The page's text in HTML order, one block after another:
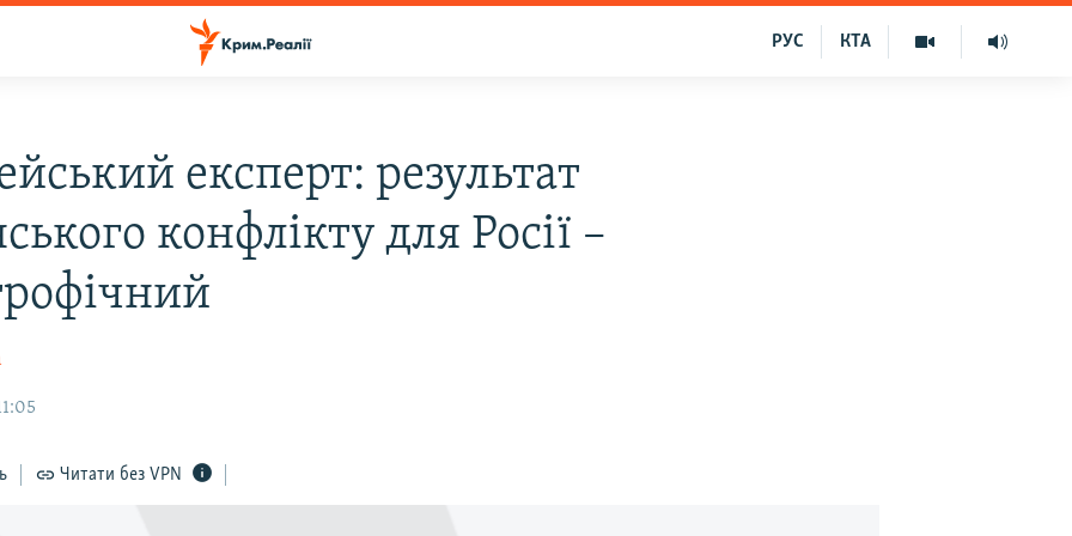
КТА
РУС
експерт: результат
конфлікту для Росії –
Читати без VPN